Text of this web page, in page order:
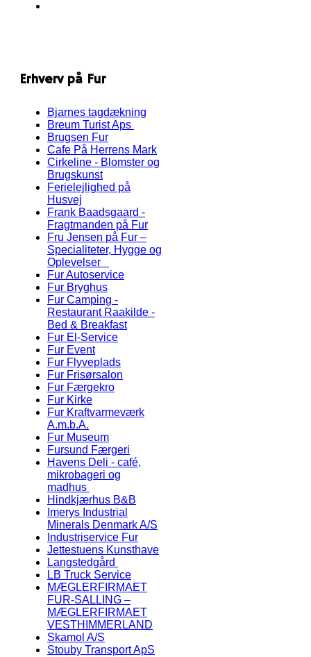
Erhverv på Fur
Bjarnes tagdækning
Breum Turist Aps
Brugsen Fur
Cafe På Herrens Mark
Cirkeline - Blomster og
Brugskunst
Ferielejlighed på
Husvej
Frank Baadsgaard -
Fragtmanden på Fur
Fru Jensen på Fur –
Specialiteter, Hygge og
Oplevelser
Fur Autoservice
Fur Bryghus
Fur Camping -
Restaurant Raakilde -
Bed & Breakfast
Fur El-Service
Fur Event
Fur Flyveplads
Fur Frisørsalon
Fur Færgekro
Fur Kirke
Fur Kraftvarmeværk
A.m.b.A.
Fur Museum
Fursund Færgeri
Havens Deli - café,
mikrobageri og
madhus
Hindkjærhus B&B
Imerys Industrial
Minerals Denmark A/S
Industriservice Fur
Jettestuens Kunsthave
Langstedgård
LB Truck Service
MÆGLERFIRMAET
FUR-SALLING –
MÆGLERFIRMAET
VESTHIMMERLAND
Skamol A/S
Stouby Transport ApS